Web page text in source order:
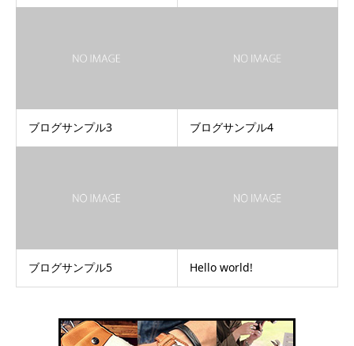
ブログサンプル3 ブログサンプル4
ブログサンプル5 Hello world!